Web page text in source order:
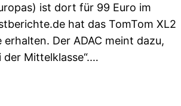
ist dort für 99 Euro im
hat das TomTom XL2
Der ADAC meint dazu,
der Mittelklasse“.…